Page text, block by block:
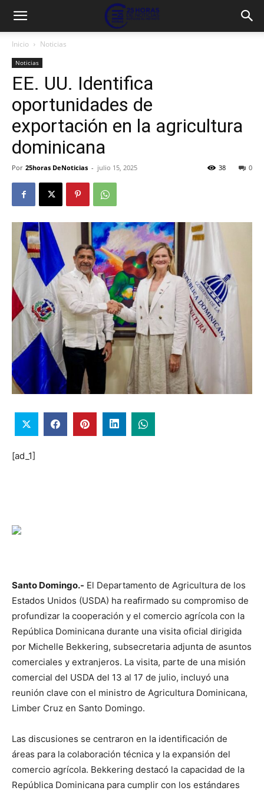
Inicio Noticias
Noticias
EE. UU. Identifica
oportunidades de
exportación en la agricultura
dominicana
Por 25horas DeNoticias - julio 15, 2025 0
38
[ad_1]
Santo Domingo.- El Departamento de Agricultura de los
Estados Unidos (USDA) ha reafirmado su compromiso de
profundizar la cooperación y el comercio agrícola con la
República Dominicana durante una visita oficial dirigida
por Michelle Bekkering, subsecretaria adjunta de asuntos
comerciales y extranjeros. La visita, parte de una misión
comercial del USDA del 13 al 17 de julio, incluyó una
reunión clave con el ministro de Agricultura Dominicana,
Limber Cruz en Santo Domingo.
Las discusiones se centraron en la identificación de
áreas para la colaboración técnica y la expansión del
comercio agrícola. Bekkering destacó la capacidad de la
República Dominicana para cumplir con los estándares